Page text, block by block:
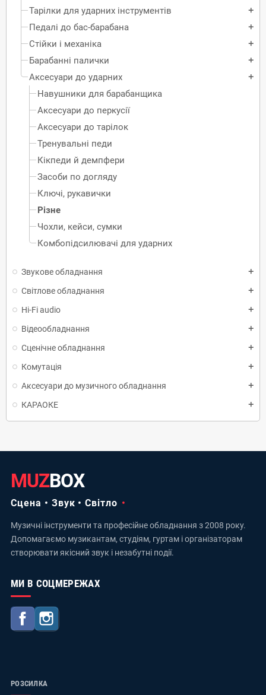
Тарілки для ударних інструментів add
Педалі до бас-барабана add
Стійки і механіка add
Барабанні палички add
Аксесуари до ударних add
Навушники для барабанщика
Аксесуари до перкусії
Аксесуари до тарілок
Тренувальні педи
Кікпеди й демпфери
Засоби по догляду
Ключі, рукавички
Різне
Чохли, кейси, сумки
Комбопідсилювачі для ударних
Звукове обладнання add
Світлове обладнання add
Hi-Fi audio add
Відеообладнання add
Сценічне обладнання add
Комутація add
Аксесуари до музичного обладнання add
КАРАОКЕ add
MUZBOX
Сцена • Звук • Світло
Музичні інструменти та професійне обладнання з 2008 року.
Допомагаємо музикантам, студіям, гуртам і організаторам
створювати якісний звук і незабутні події.
МИ В СОЦМЕРЕЖАХ
Facebook
РОЗСИЛКА